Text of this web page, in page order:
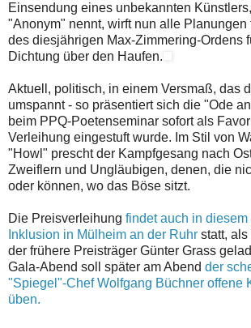
Einsendung eines unbekannten
"Anonym" nennt, wirft nun alle Planungen
des diesjährigen Max-Zimmering-Ordens
Dichtung über den Haufen.
Aktuell, politisch, in einem Versmaß, das
umspannt - so präsentiert sich die "Ode
beim PPQ-Poetenseminar sofort als
Verleihung eingestuft wurde. Im Stil von
"Howl" prescht der Kampfgesang nach
Zweiflern und Ungläubigen, denen, die
oder können, wo das Böse sitzt.
Die Preisverleihung findet auch in
Inklusion in Mülheim an der Ruhr statt,
der frühere Preisträger Günter Grass
Gala-Abend soll später am Abend der
"Spiegel"-Chef Wolfgang Büchner offene
üben.